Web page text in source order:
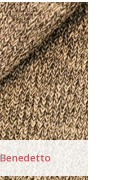
Benedetto